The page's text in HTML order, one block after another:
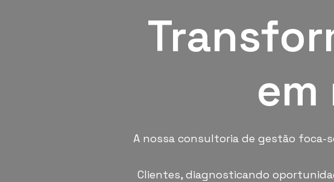
A nossa consultoria de gestão foca-
Clientes, diagnosticando